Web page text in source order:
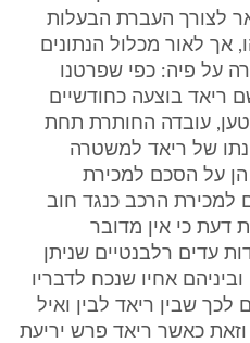
לצורך העברת הבעלות
אך לאור מכלול הנתונים
על פיה: כפי שפרטנו
ריאד בוצעה כחודשיים
עובדה החותרת תחת
של ריאד למשטרה
על הסכם למכירת
למכירת הרכב כנגד חוב
דעת כי אין מדובר
עדים רלבנטיים שניתן
אחיו שנכח לדבריו
לכך שבין ריאד לבין ואיל
וזאת כאשר ריאד פרש יריעת